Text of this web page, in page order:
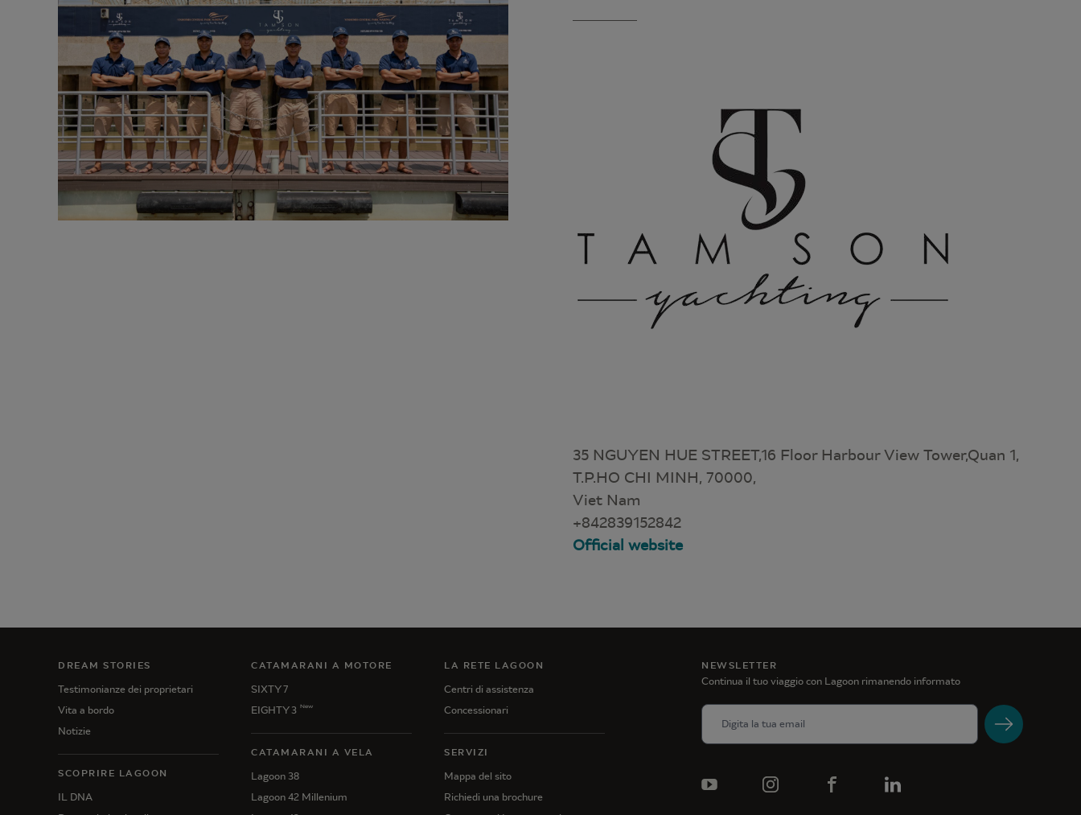
35 NGUYEN HUE STREET,16 Floor Harbour View Tower,Quan 1,
T.P.HO CHI MINH, 70000,
Viet Nam
+842839152842
Official website
DREAM STORIES
Testimonianze dei proprietari
Vita a bordo
Notizie
SCOPRIRE LAGOON
IL DNA
CATAMARANI A MOTORE
SIXTY 7
EIGHTY 3 New
CATAMARANI A VELA
Lagoon 38
Lagoon 42 Millenium
LA RETE LAGOON
Centri di assistenza
Concessionari
SERVIZI
Mappa del sito
Richiedi una brochure
NEWSLETTER
Continua il tuo viaggio con Lagoon rimanendo informato